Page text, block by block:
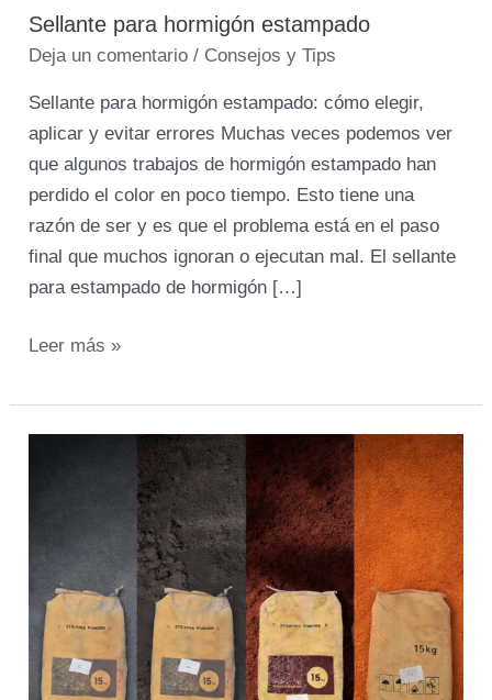
Sellante para hormigón estampado
Deja un comentario / Consejos y Tips
Sellante para hormigón estampado: cómo elegir,
aplicar y evitar errores Muchas veces podemos ver
que algunos trabajos de hormigón estampado han
perdido el color en poco tiempo. Esto tiene una
razón de ser y es que el problema está en el paso
final que muchos ignoran o ejecutan mal. El sellante
para estampado de hormigón […]
Leer más »
Estampado:
Uso
Correcto
Tipos